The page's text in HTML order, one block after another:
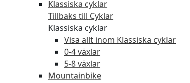
Klassiska cyklar
Tillbaks till Cyklar
Klassiska cyklar
Visa allt inom Klassiska cyklar
0-4 växlar
5-8 växlar
Mountainbike